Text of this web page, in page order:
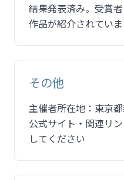
結果発表済み。受賞
作品が紹介されていま
その他
主催者所在地：東京
公式サイト・関連リ
してください